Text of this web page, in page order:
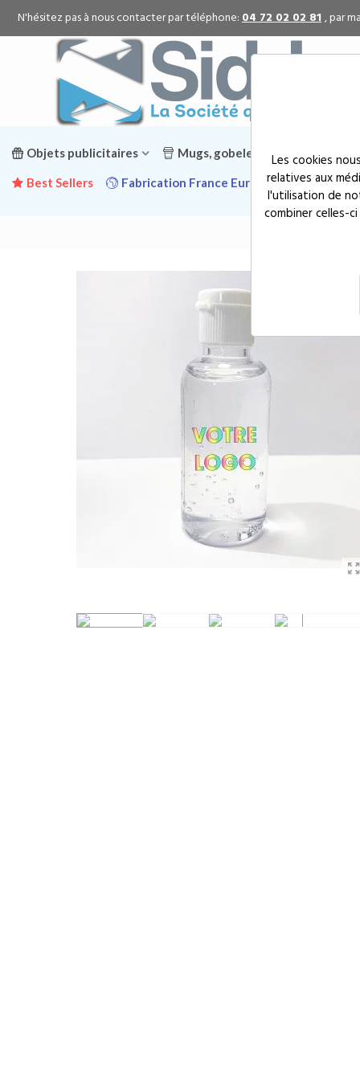
Les cookies
relatives aux
l'utilisation de
combiner celles-
N'hésitez pas à nous contacter par téléphone:04 72 02 02 81, par
Objets publicitaires Mugs, gobelets & gourdes
Best Sellers Fabrication France Europe